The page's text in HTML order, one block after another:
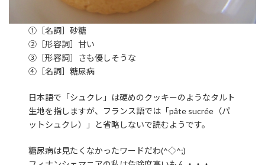
①［名詞］砂糖
②［形容詞］甘い
③［形容詞］さも優しそうな
④［名詞］糖尿病
日本語で「シュクレ」は硬めのクッキーのようなタルト
生地を指しますが、フランス語では「pâte sucrée（パ
ットシュクレ）」と省略しないで読むようです。
糖尿病は見たくなかったワードだわ(^◇^;)